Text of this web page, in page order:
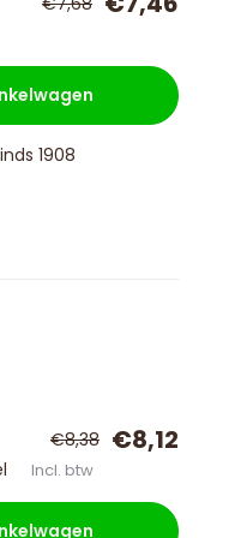
1908
€8,38 €8,12
Incl. btw